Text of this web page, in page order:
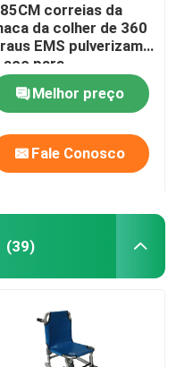
correias da
da colher de 360
EMS pulverizam
aço para
paciente
Melhor preço
Fale Conosco
(39)